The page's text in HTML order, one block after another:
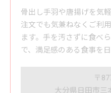
骨出し手羽や唐揚げを気
注文でも気兼ねなくご利
ます。手を汚さずに食べ
で、満足感のある食事を
〒
大分県日田市三